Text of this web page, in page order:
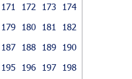
171 172 173
174
179 180 181
182
187 188 189
190
195 196 197
198